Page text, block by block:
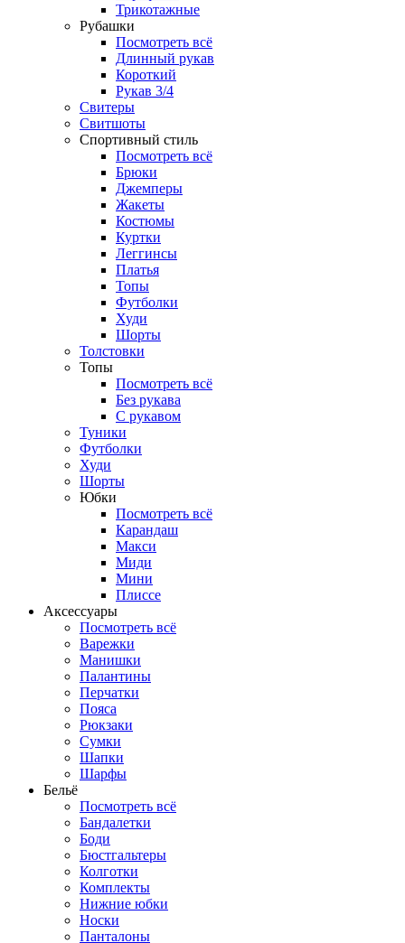
Трикотажные
Рубашки
Посмотреть всё
Длинный рукав
Короткий
Рукав 3/4
Свитеры
Свитшоты
Спортивный стиль
Посмотреть всё
Брюки
Джемперы
Жакеты
Костюмы
Куртки
Леггинсы
Платья
Топы
Футболки
Худи
Шорты
Толстовки
Топы
Посмотреть всё
Без рукава
С рукавом
Туники
Футболки
Худи
Шорты
Юбки
Посмотреть всё
Карандаш
Макси
Миди
Мини
Плиссе
Аксессуары
Посмотреть всё
Варежки
Манишки
Палантины
Перчатки
Пояса
Рюкзаки
Сумки
Шапки
Шарфы
Бельё
Посмотреть всё
Бандалетки
Боди
Бюстгальтеры
Колготки
Комплекты
Нижние юбки
Носки
Панталоны